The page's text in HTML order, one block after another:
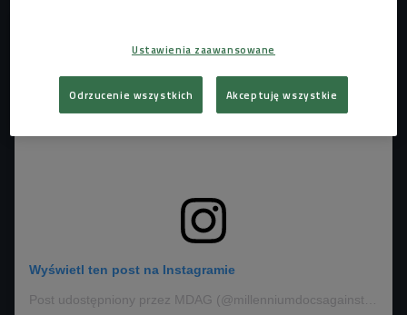
Wyświetl ten post na Instagramie
Ustawienia zaawansowane
Odrzucenie wszystkich Akceptuję wszystkie